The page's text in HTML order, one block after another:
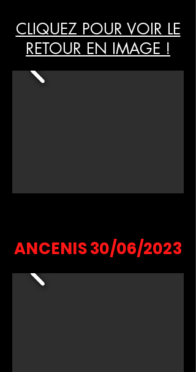
CLIQUEZ POUR VOIR LE
RETOUR EN IMAGE !
ANCENIS 30/06/2023